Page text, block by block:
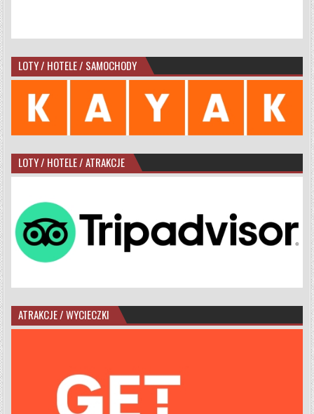
LOTY / HOTELE / SAMOCHODY
LOTY / HOTELE / ATRAKCJE
ATRAKCJE / WYCIECZKI